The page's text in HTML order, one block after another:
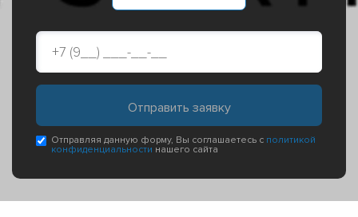
Отправляя данную форму, Вы соглашаетесь с политикой
конфиденциальности нашего сайта